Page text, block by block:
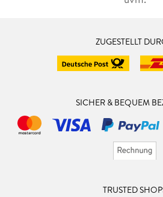
ZUGESTELLT
SICHER & BEQUEM
TRUSTED